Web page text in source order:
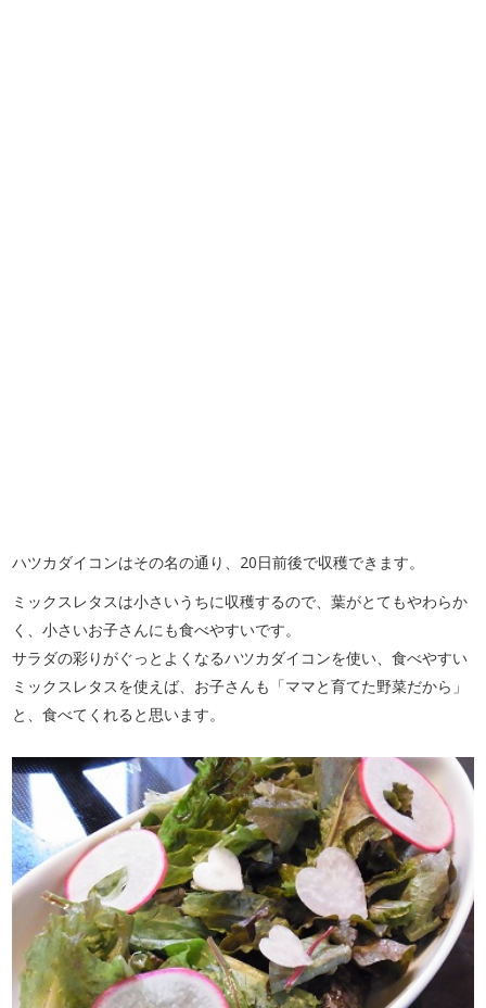
ハツカダイコンはその名の通り、20日前後で収穫できます。
ミックスレタスは小さいうちに収穫するので、葉がとてもやわらか
く、小さいお子さんにも食べやすいです。
サラダの彩りがぐっとよくなるハツカダイコンを使い、食べやすい
ミックスレタスを使えば、お子さんも「ママと育てた野菜だから」
と、食べてくれると思います。